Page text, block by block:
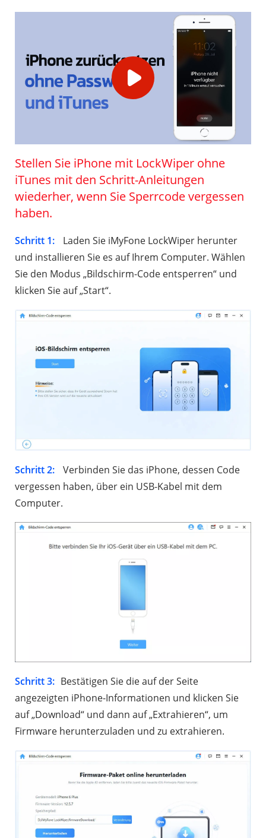
Stellen Sie iPhone mit LockWiper ohne
iTunes mit den Schritt-Anleitungen
wiederher, wenn Sie Sperrcode vergessen
haben.
Schritt 1:
Laden Sie iMyFone LockWiper herunter
und installieren Sie es auf Ihrem Computer. Wählen
Sie den Modus „Bildschirm-Code entsperren“ und
klicken Sie auf „Start“.
Schritt 2:
Verbinden Sie das iPhone, dessen Code
vergessen haben, über ein USB-Kabel mit dem
Computer.
Schritt 3: Bestätigen Sie die auf der Seite
angezeigten iPhone-Informationen und klicken Sie
auf „Download“ und dann auf „Extrahieren“, um
Firmware herunterzuladen und zu extrahieren.